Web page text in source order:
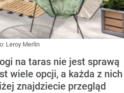
Leroy Merlin
na taras nie jest sprawą
wiele opcji, a każda z nich
znajdziecie przegląd